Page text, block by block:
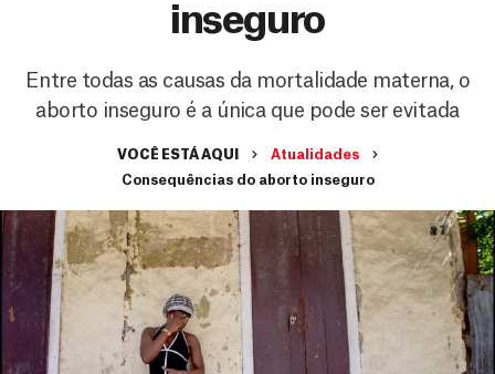
inseguro
Entre todas as causas da mortalidade materna, o
aborto inseguro é a única que pode ser evitada
VOCÊ ESTÁ AQUI
Atualidades
Consequências do aborto inseguro